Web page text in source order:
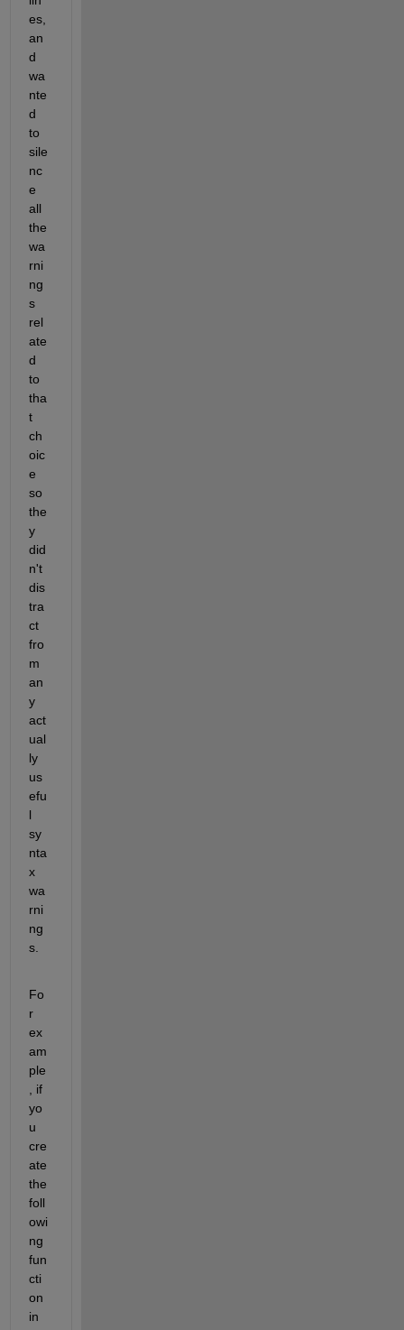
es,
an
d
wa
nte
d
to
sile
nc
e
all
the
wa
rni
ng
s
rel
ate
d
to
tha
t
ch
oic
e
so
the
y
did
n't
dis
tra
ct
fro
m
an
y
act
ual
ly
us
efu
l
sy
nta
x
wa
rni
ng
s.
Fo
r
ex
am
ple
, if
yo
u
cre
ate
the
foll
owi
ng
fun
cti
on
in